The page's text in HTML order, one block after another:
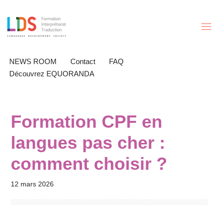
au
NEWS ROOM
Contact
FAQ
Découvrez EQUORANDA
Formation CPF en
langues pas cher :
comment choisir ?
12 mars 2026